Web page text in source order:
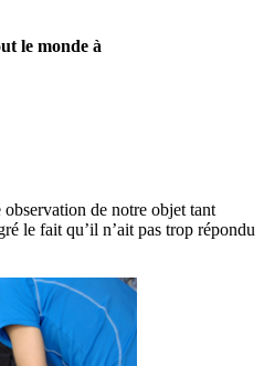
le monde à
de notre objet tant
le fait qu’il n’ait pas trop répondu